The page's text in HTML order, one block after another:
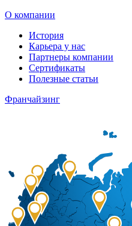
О компании
История
Карьера у нас
Партнеры компании
Сертификаты
Полезные статьи
Франчайзинг